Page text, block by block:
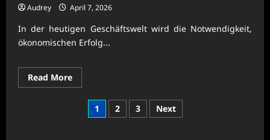
Audrey April 7, 2026
In der heutigen Geschäftswelt wird die Notwendigkeit,
ökonomischen Erfolg...
Read MoreRead
more
Nachhaltige
Unternehmenspraxis
Posts
1 2 3 Next